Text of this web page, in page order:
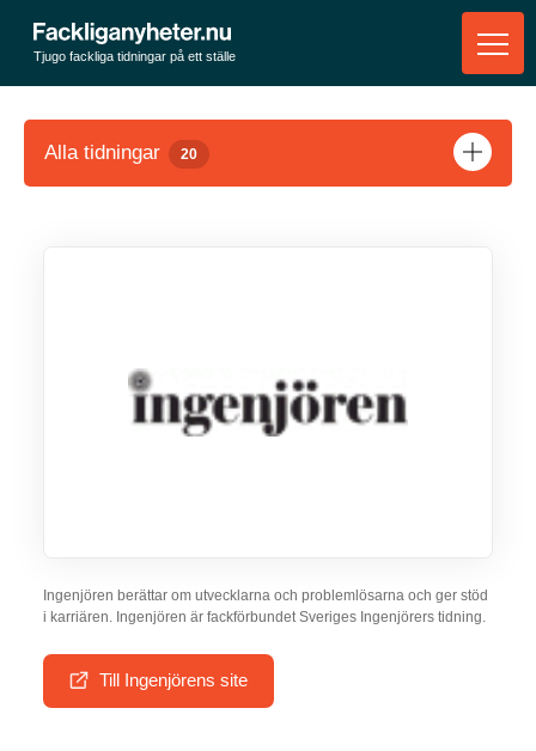
Tjugo fackliga tidningar på ett ställe
Alla tidningar 20
Visa tidningen Visa tidningen Visa tidningen
Ingenjören berättar om utvecklarna och problemlösarna och ger stöd
i karriären. Ingenjören är fackförbundet Sveriges Ingenjörers tidning.
Till Ingenjörens site